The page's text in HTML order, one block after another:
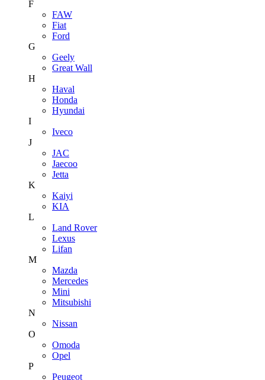
F
FAW
Fiat
Ford
G
Geely
Great Wall
H
Haval
Honda
Hyundai
I
Iveco
J
JAC
Jaecoo
Jetta
K
Kaiyi
KIA
L
Land Rover
Lexus
Lifan
M
Mazda
Mercedes
Mini
Mitsubishi
N
Nissan
O
Omoda
Opel
P
Peugeot